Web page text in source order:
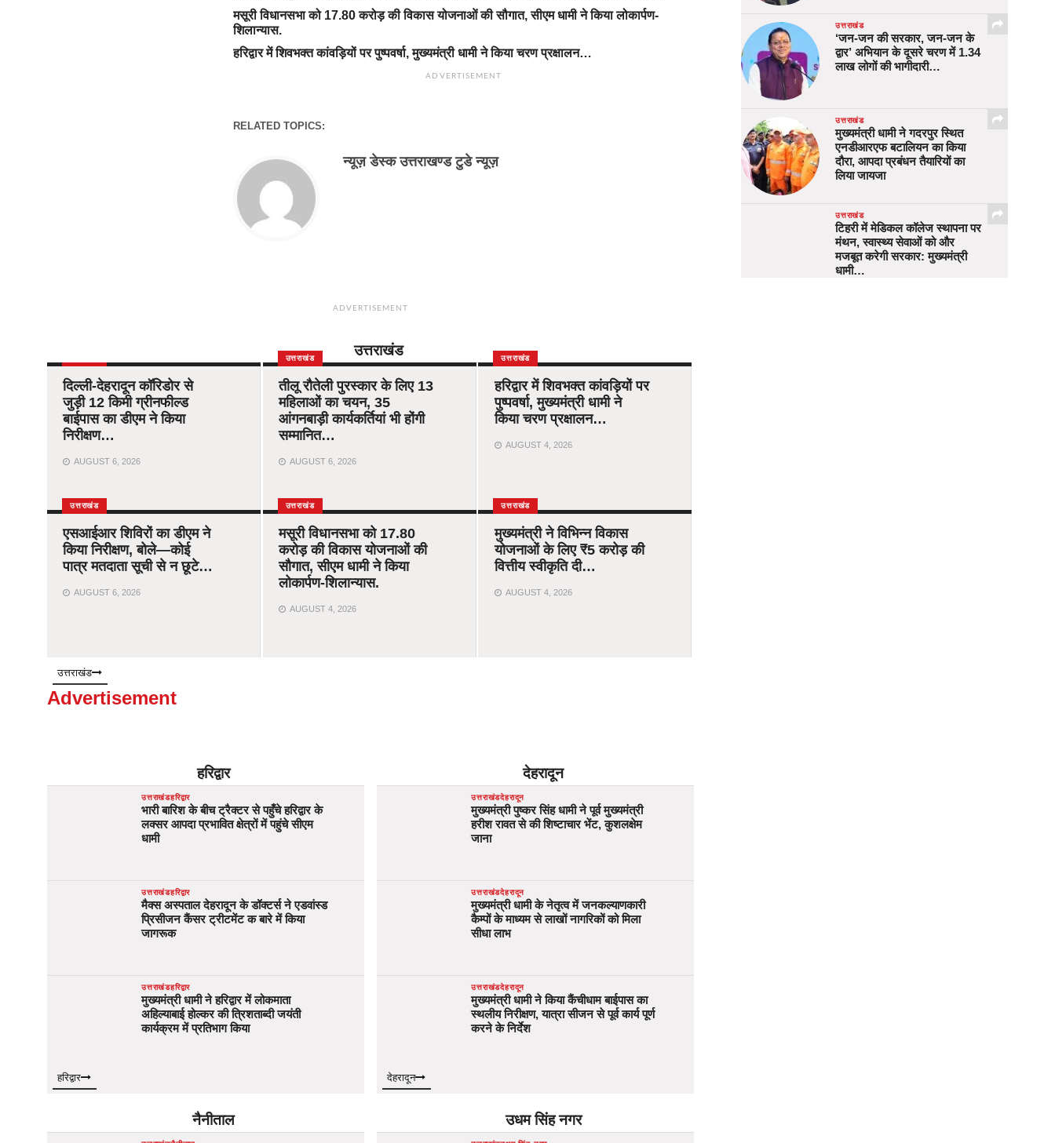
मसूरी विधानसभा को 17.80 करोड़ की विकास योजनाओं की सौगात, सीएम धामी ने किया लोकार्पण-
शिलान्यास.
हरिद्वार में शिवभक्त कांवड़ियों पर पुष्पवर्षा, मुख्यमंत्री धामी ने किया चरण प्रक्षालन…
ADVERTISEMENT
RELATED TOPICS:
न्यूज़ डेस्क उत्तराखण्ड टुडे न्यूज़
ADVERTISEMENT
उत्तराखंड
दिल्ली-देहरादून कॉरिडोर से
जुड़ी 12 किमी ग्रीनफील्ड
बाईपास का डीएम ने किया
निरीक्षण…
AUGUST 6, 2026
उत्तराखंड
एसआईआर शिविरों का डीएम ने
किया निरीक्षण, बोले—कोई
पात्र मतदाता सूची से न छूटे…
AUGUST 6, 2026
उत्तराखंड
तीलू रौतेली पुरस्कार के लिए 13
महिलाओं का चयन, 35
आंगनबाड़ी कार्यकर्तियां भी होंगी
सम्मानित…
AUGUST 6, 2026
उत्तराखंड
मसूरी विधानसभा को 17.80
करोड़ की विकास योजनाओं की
सौगात, सीएम धामी ने किया
लोकार्पण-शिलान्यास.
AUGUST 4, 2026
उत्तराखंड
हरिद्वार में शिवभक्त कांवड़ियों पर
पुष्पवर्षा, मुख्यमंत्री धामी ने
किया चरण प्रक्षालन…
AUGUST 4, 2026
उत्तराखंड
मुख्यमंत्री ने विभिन्न विकास
योजनाओं के लिए ₹5 करोड़ की
वित्तीय स्वीकृति दी…
AUGUST 4, 2026
उत्तराखंड
Advertisement
हरिद्वार
उत्तराखंडहरिद्वार
भारी बारिश के बीच ट्रैक्टर से पहुँचे हरिद्वार के
लक्सर आपदा प्रभावित क्षेत्रों में पहुंचे सीएम
धामी
उत्तराखंडहरिद्वार
मैक्स अस्पताल देहरादून के डॉक्टर्स ने एडवांस्ड
प्रिसीजन कैंसर ट्रीटमेंट क बारे में किया
जागरूक
उत्तराखंडहरिद्वार
मुख्यमंत्री धामी ने हरिद्वार में लोकमाता
अहिल्याबाई होल्कर की त्रिशताब्दी जयंती
कार्यक्रम में प्रतिभाग किया
हरिद्वार
देहरादून
उत्तराखंडदेहरादून
मुख्यमंत्री पुष्कर सिंह धामी ने पूर्व मुख्यमंत्री
हरीश रावत से की शिष्टाचार भेंट, कुशलक्षेम
जाना
उत्तराखंडदेहरादून
मुख्यमंत्री धामी के नेतृत्व में जनकल्याणकारी
कैम्पों के माध्यम से लाखों नागरिकों को मिला
सीधा लाभ
उत्तराखंडदेहरादून
मुख्यमंत्री धामी ने किया कैंचीधाम बाईपास का
स्थलीय निरीक्षण, यात्रा सीजन से पूर्व कार्य पूर्ण
करने के निर्देश
देहरादून
नैनीताल उधम सिंह नगर
उत्तराखंड
‘जन-जन की सरकार, जन-जन के
द्वार’ अभियान के दूसरे चरण में 1.34
लाख लोगों की भागीदारी…
उत्तराखंड
मुख्यमंत्री धामी ने गदरपुर स्थित
एनडीआरएफ बटालियन का किया
दौरा, आपदा प्रबंधन तैयारियों का
लिया जायजा
उत्तराखंड
टिहरी में मेडिकल कॉलेज स्थापना पर
मंथन, स्वास्थ्य सेवाओं को और
मजबूत करेगी सरकार: मुख्यमंत्री
धामी…